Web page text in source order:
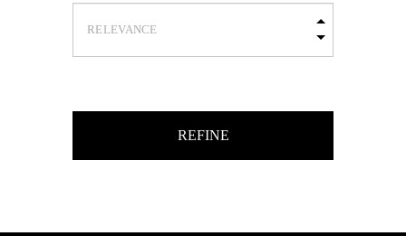
REFINE